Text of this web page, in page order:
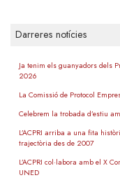
Darreres notícies
Ja tenim els guanyadors dels
2026
La Comissió de Protocol
Celebrem la trobada d’estiu
L’ACPRI arriba a una fita
trajectòria des de 2007
L’ACPRI col·labora amb el X
UNED